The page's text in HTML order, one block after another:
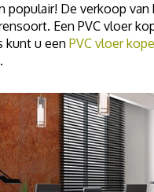
populair! De verkoop
Een PVC vloer
kunt u een PVC vloer